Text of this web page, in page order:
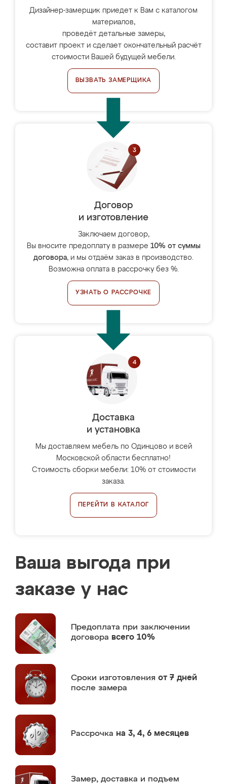
Дизайнер-замерщик приедет к Вам с каталогом
материалов,
проведёт детальные замеры,
составит проект и сделает окончательный расчёт
стоимости Вашей будущей мебели.
ВЫЗВАТЬ ЗАМЕРЩИКА
Договор
и изготовление
Заключаем договор,
Вы вносите предоплату в размере 10% от суммы
договора, и мы отдаём заказ в производство.
Возможна оплата в рассрочку без %.
УЗНАТЬ О РАССРОЧКЕ
Доставка
и установка
Мы доставляем мебель по Одинцово и всей
Московской области бесплатно!
Стоимость сборки мебели: 10% от стоимости
заказа.
ПЕРЕЙТИ В КАТАЛОГ
Ваша выгода при
заказе у нас
Предоплата при заключении
договора всего 10%
Сроки изготовления от 7 дней
после замера
Рассрочка на 3, 4, 6 месяцев
Замер, доставка и подъем